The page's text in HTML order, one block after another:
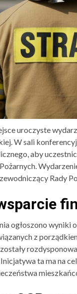
uroczyste
W sali
aby
Rady
ogłoszono wyniki
z
ta ma na